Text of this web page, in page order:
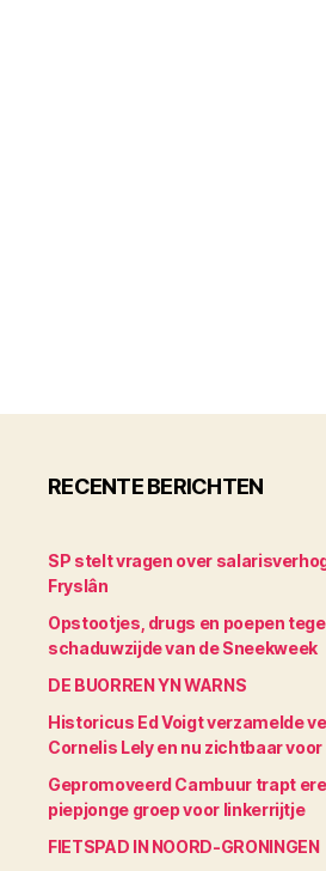
RECENTE BERICHTEN
SP stelt vragen over
Fryslân
Opstootjes, drugs en poepen
schaduwzijde van de Sneekweek
DE BUORREN YN WARNS
Historicus Ed Voigt verzamelde
Cornelis Lely en nu zichtbaar
Gepromoveerd Cambuur trapt
piepjonge groep voor linkerrijtje
FIETSPAD IN NOORD-GRONINGEN